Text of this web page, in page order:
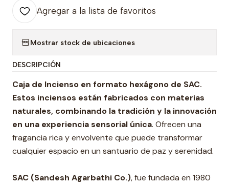
Agregar a la lista de favoritos
Mostrar stock de ubicaciones
DESCRIPCIÓN
Caja de Incienso en formato hexágono de SAC.
Estos inciensos están fabricados con materias
naturales, combinando la tradición y la innovación
en una experiencia sensorial única. Ofrecen una
fragancia rica y envolvente que puede transformar
cualquier espacio en un santuario de paz y serenidad.
SAC (Sandesh Agarbathi Co.), fue fundada en 1980